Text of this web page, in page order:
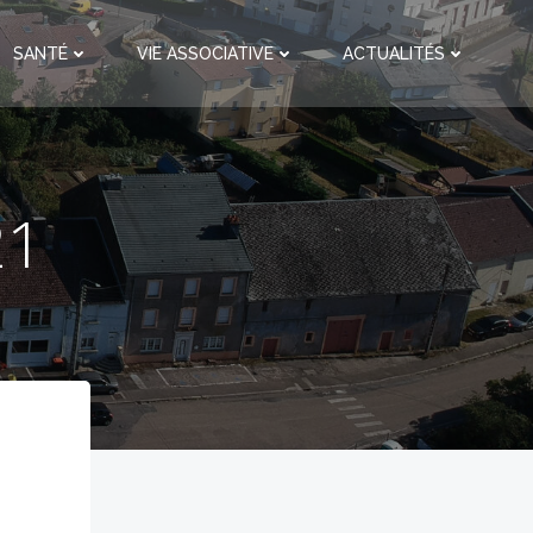
SANTÉ VIE ASSOCIATIVE ACTUALITÉS